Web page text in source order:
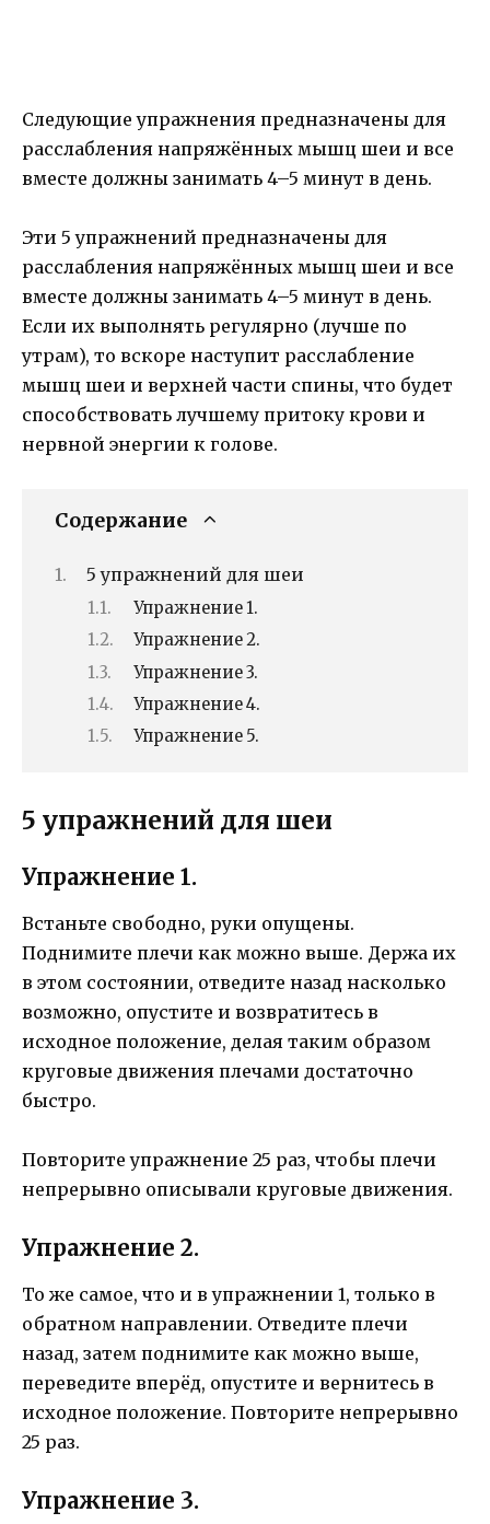
Следующие упражнения предназначены для
расслабления напряжённых мышц шеи и все
вместе должны занимать 4–5 минут в день.
Эти 5 упражнений предназначены для
расслабления напряжённых мышц шеи и все
вместе должны занимать 4–5 минут в день.
Если их выполнять регулярно (лучше по
утрам), то вскоре наступит расслабление
мышц шеи и верхней части спины, что будет
способствовать лучшему притоку крови и
нервной энергии к голове.
Содержание
5 упражнений для шеи
Упражнение 1.
Упражнение 2.
Упражнение 3.
Упражнение 4.
Упражнение 5.
5 упражнений для шеи
Упражнение 1.
Встаньте свободно, руки опущены.
Поднимите плечи как можно выше. Держа их
в этом состоянии, отведите назад насколько
возможно, опустите и возвратитесь в
исходное положение, делая таким образом
круговые движения плечами достаточно
быстро.
Повторите упражнение 25 раз, чтобы плечи
непрерывно описывали круговые движения.
Упражнение 2.
То же самое, что и в упражнении 1, только в
обратном направлении. Отведите плечи
назад, затем поднимите как можно выше,
переведите вперёд, опустите и вернитесь в
исходное положение. Повторите непрерывно
25 раз.
Упражнение 3.